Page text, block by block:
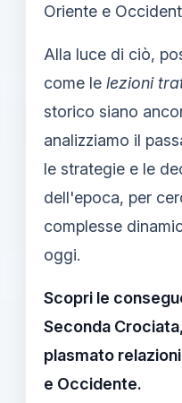
Oriente e
Alla luce di ciò,
come le lezioni
storico siano
analizziamo il
le strategie e le
dell'epoca, per
complesse
oggi.
Scopri le
Seconda
plasmato
e Occidente.